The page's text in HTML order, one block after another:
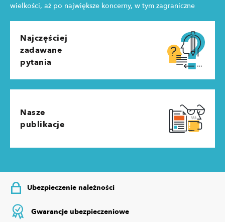
wielkości, aż po największe koncerny, w tym zagraniczne
Najczęściej
zadawane
pytania
Nasze
publikacje
Ubezpieczenie należności
Gwarancje ubezpieczeniowe